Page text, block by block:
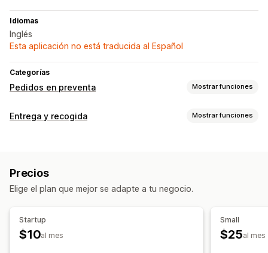
Idiomas
Inglés
Esta aplicación no está traducida al Español
Categorías
Pedidos en preventa Mostrar funciones
Personalización
Entrega y recogida Mostrar funciones
Frente a la tienda
Tienda física Múltiples sucursales
Seguimiento en tiempo real
Notificaciones de correo electrónico
Precios
Elige el plan que mejor se adapte a tu negocio.
Startup
$10al mes
Small
$25al mes